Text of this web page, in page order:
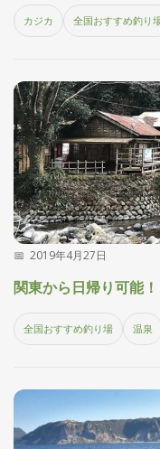
カジカ 全国おすすめ釣り
2019年4月27日
関東から日帰り可能
全国おすすめ釣り場 温泉
🏆
編
集
す
す
め
釣
り
具
›
メ
デ
ィ
ア
🐟 Basser （バ
Northanglers
月
刊